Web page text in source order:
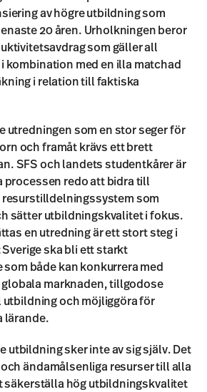
av högre utbildning som
20 åren. Urholkningen beror
som gäller all
kombination med en illa matchad
i relation till faktiska
utredningen som en stor seger för
och framåt krävs ett brett
SFS och landets studentkårer är
processen redo att bidra till
resurstilldelningssystem som
sätter utbildningskvalitet i fokus.
en utredning är ett stort steg i
ska bli ett starkt
både kan konkurrera med
globala marknaden, tillgodose
och möjliggöra för
lärande.
utbildning sker inte av sig själv. Det
ändamålsenliga resurser till alla
säkerställa hög utbildningskvalitet